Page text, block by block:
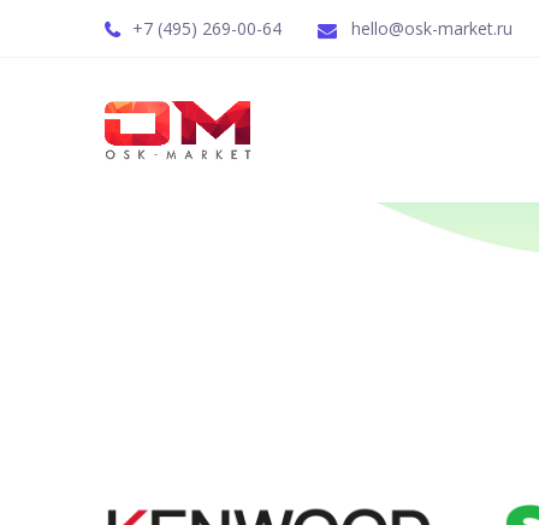
+7 (495) 269-00-64 hello@osk-market.ru